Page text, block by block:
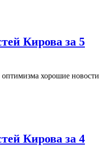
Кирова за 5
хорошие новости
Кирова за 4